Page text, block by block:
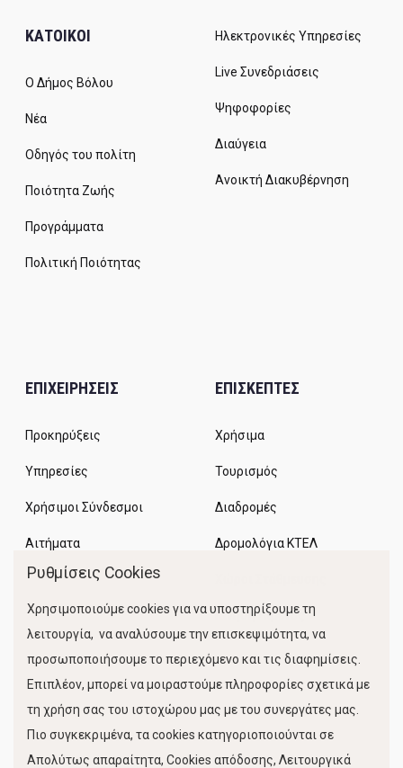
ΚΑΤΟΙΚΟΙ
Ο Δήμος Βόλου
Νέα
Οδηγός του πολίτη
Ποιότητα Ζωής
Προγράμματα
Πολιτική Ποιότητας
Ηλεκτρονικές Υπηρεσίες
Live Συνεδριάσεις
Ψηφοφορίες
Διαύγεια
Ανοικτή Διακυβέρνηση
ΕΠΙΧΕΙΡΗΣΕΙΣ
Προκηρύξεις
Υπηρεσίες
Χρήσιμοι Σύνδεσμοι
Αιτήματα
ΕΠΙΣΚΕΠΤΕΣ
Χρήσιμα
Τουρισμός
Διαδρομές
Δρομολόγια ΚΤΕΛ
Κίνηση Λιμένος
Ρυθμίσεις Cookies
Χρησιμοποιούμε cookies για να υποστηρίξουμε τη
λειτουργία, να αναλύσουμε την επισκεψιμότητα, να
προσωποποιήσουμε το περιεχόμενο και τις διαφημίσεις.
Επιπλέον, μπορεί να μοιραστούμε πληροφορίες σχετικά με
τη χρήση σας του ιστοχώρου μας με του συνεργάτες μας.
Πιο συγκεκριμένα, τα cookies κατηγοριοποιούνται σε
Απολύτως απαραίτητα, Cookies απόδοσης, Λειτουργικά